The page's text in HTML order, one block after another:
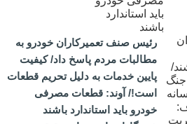
رئیس صنف تعمیرکاران خودرو به
مطالبات مردم پاسخ داد/ کیفیت
پایین خدمات به دلیل تحریم قطعات
است!/ آوند: قطعات مصرفی
خودرو باید استاندارد باشند